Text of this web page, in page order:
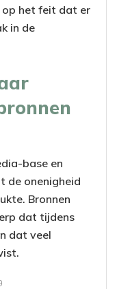
op het feit dat er
in de
base en
de onenigheid
Bronnen
dat tijdens
dat veel